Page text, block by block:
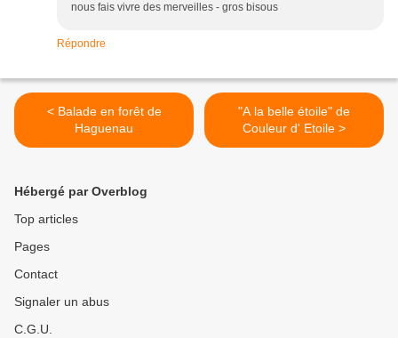
nous fais vivre des merveilles - gros bisous
Répondre
< Balade en forêt de
Haguenau
"A la belle étoile" de
Couleur d' Etoile >
Hébergé par Overblog
Top articles
Pages
Contact
Signaler un abus
C.G.U.